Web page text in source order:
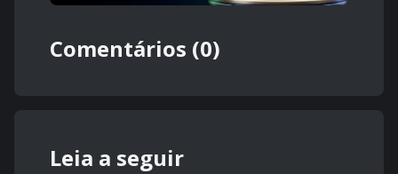
Comentários (0)
Leia a seguir